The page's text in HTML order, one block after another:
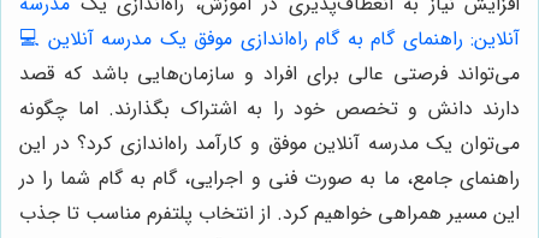
آنلاین: راهنمای گام به گام راه‌اندازی موفق یک مدرسه آنلاین 💻
می‌تواند فرصتی عالی برای افراد و سازمان‌هایی باشد که قصد
دارند دانش و تخصص خود را به اشتراک بگذارند. اما چگونه
می‌توان یک مدرسه آنلاین موفق و کارآمد راه‌اندازی کرد؟ در این
راهنمای جامع، ما به صورت فنی و اجرایی، گام به گام شما را در
این مسیر همراهی خواهیم کرد. از انتخاب پلتفرم مناسب تا جذب